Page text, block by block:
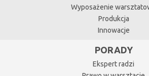
Wyposażenie
Produkcja
Innowacje
PORADY
Ekspert radzi